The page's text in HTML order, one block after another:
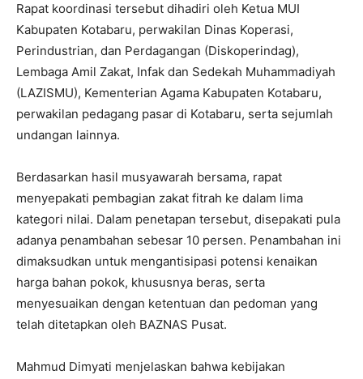
Rapat koordinasi tersebut dihadiri oleh Ketua MUI
Kabupaten Kotabaru, perwakilan Dinas Koperasi,
Perindustrian, dan Perdagangan (Diskoperindag),
Lembaga Amil Zakat, Infak dan Sedekah Muhammadiyah
(LAZISMU), Kementerian Agama Kabupaten Kotabaru,
perwakilan pedagang pasar di Kotabaru, serta sejumlah
undangan lainnya.
Berdasarkan hasil musyawarah bersama, rapat
menyepakati pembagian zakat fitrah ke dalam lima
kategori nilai. Dalam penetapan tersebut, disepakati pula
adanya penambahan sebesar 10 persen. Penambahan ini
dimaksudkan untuk mengantisipasi potensi kenaikan
harga bahan pokok, khususnya beras, serta
menyesuaikan dengan ketentuan dan pedoman yang
telah ditetapkan oleh BAZNAS Pusat.
Mahmud Dimyati menjelaskan bahwa kebijakan